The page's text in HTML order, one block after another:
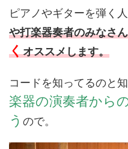
ピアノやギターを弾く
や打楽器奏者のみなさ
くオススメします。
コードを知ってるのと
楽器の演奏者から
う ので。